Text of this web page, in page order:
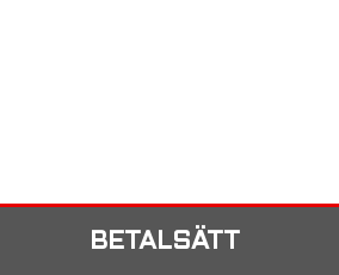
BETALSÄTT